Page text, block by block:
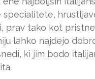
specialitete,
prav tako kot
lahko najdejo
ki jim bodo